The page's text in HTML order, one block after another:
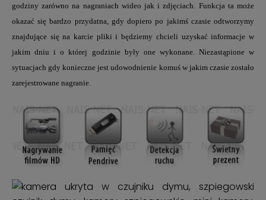
godziny zarówno na nagraniach wideo jak i zdjęciach. Funkcja ta może
okazać się bardzo przydatna, gdy dopiero po jakimś czasie odtworzymy
znajdujące się na karcie pliki i będziemy chcieli uzyskać informacje w
jakim dniu i o której godzinie były one wykonane. Niezastąpione w
sytuacjach gdy konieczne jest udowodnienie komuś w jakim czasie zostało
zarejestrowane nagranie.